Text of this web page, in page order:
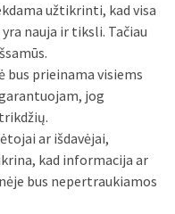
užtikrinti, kad visa
nauja ir tiksli. Tačiau
bus prieinama visiems
jog
ar išdavėjai,
kad informacija ar
bus nepertraukiamos